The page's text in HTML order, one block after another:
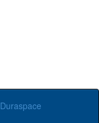
Duraspace